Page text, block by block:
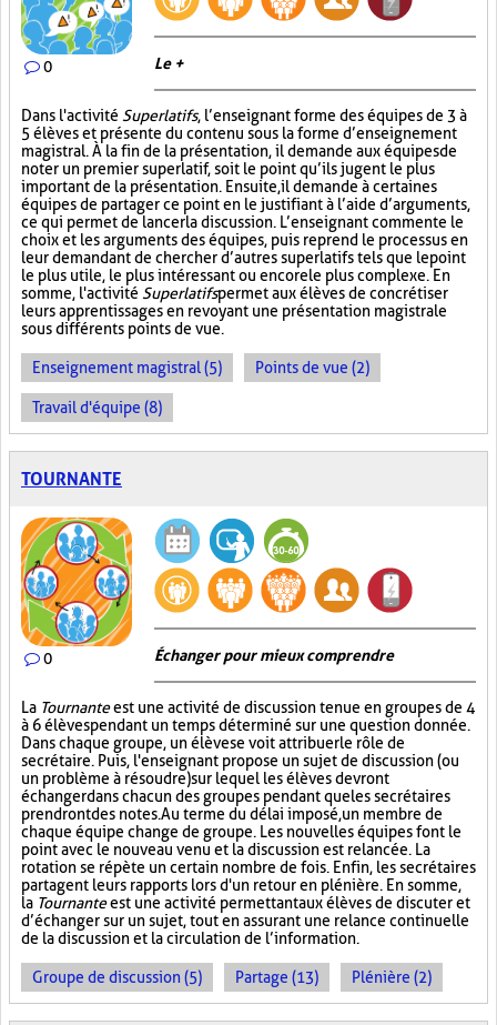
0 Le +
Dans l'activité Superlatifs, l’enseignant forme des équipes de 3 à
5 élèves et présente du contenu sous la forme d’enseignement
magistral. À la fin de la présentation, il demande aux équipes de
noter un premier superlatif, soit le point qu’ils jugent le plus
important de la présentation. Ensuite, il demande à certaines
équipes de partager ce point en le justifiant à l’aide d’arguments,
ce qui permet de lancer la discussion. L’enseignant commente le
choix et les arguments des équipes, puis reprend le processus en
leur demandant de chercher d’autres superlatifs tels que le point
le plus utile, le plus intéressant ou encore le plus complexe. En
somme, l'activité Superlatifspermet aux élèves de concrétiser
leurs apprentissages en revoyant une présentation magistrale
sous différents points de vue.
Enseignement magistral (5) Points de vue (2)
Travail d'équipe (8)
TOURNANTE
0 Échanger pour mieux comprendre
La Tournanteest une activité de discussion tenue en groupes de 4
à 6 élèves pendant un temps déterminé sur une question donnée.
Dans chaque groupe, un élève se voit attribuer le rôle de
secrétaire. Puis, l'enseignant propose un sujet de discussion (ou
un problème à résoudre) sur lequel les élèves devront
échanger dans chacun des groupes pendant que les secrétaires
prendront des notes. Au terme du délai imposé, un membre de
chaque équipe change de groupe. Les nouvelles équipes font le
point avec le nouveau venu et la discussion est relancée. La
rotation se répète un certain nombre de fois. Enfin, les secrétaires
partagent leurs rapports lors d'un retour en plénière. En somme,
la Tournanteest une activité permettant aux élèves de discuter et
d’échanger sur un sujet, tout en assurant une relance continuelle
de la discussion et la circulation de l’information.
Groupe de discussion (5) Partage (13) Plénière (2)